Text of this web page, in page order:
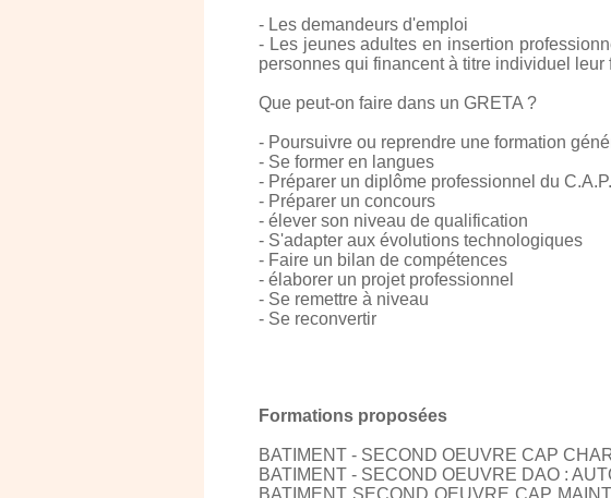
- Les demandeurs d'emploi
- Les jeunes adultes en insertion
personnes qui financent à titre individuel leur
Que peut-on faire dans un GRETA ?
- Poursuivre ou reprendre une formation
- Se former en langues
- Préparer un diplôme professionnel du
- Préparer un concours
- élever son niveau de qualification
- S'adapter aux évolutions technologiques
- Faire un bilan de compétences
- élaborer un projet professionnel
- Se remettre à niveau
- Se reconvertir
Formations proposées
BATIMENT - SECOND OEUVRE CAP
BATIMENT - SECOND OEUVRE DAO :
BATIMENT SECOND OEUVRE CAP